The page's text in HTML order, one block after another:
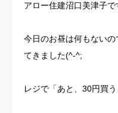
アロー住建沼口美津子で
今日のお昼は何もない
てきました(^-^;
レジで「あと、30円買
施工事例
お客様の声